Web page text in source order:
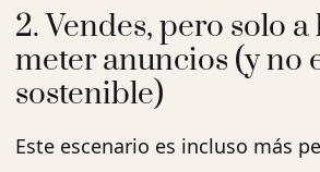
2. Vendes, pero solo a
meter anuncios (y no
sostenible)
Este escenario es incluso más